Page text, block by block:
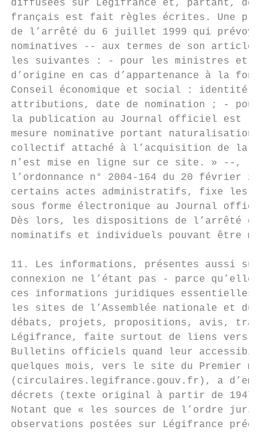
diffusées sur Légifrance et, partant, de
français est fait règles écrites. Une
de l’arrêté du 6 juillet 1999 qui
nominatives -- aux termes de son article
les suivantes : - pour les ministres et
d’origine en cas d’appartenance à la
Conseil économique et social :
attributions, date de nomination ; - pour
la publication au Journal officiel est
mesure nominative portant
collectif attaché à l’acquisition de la
n’est mise en ligne sur ce site. » --, le
l’ordonnance n° 2004-164 du 20 février
certains actes administratifs, fixe les
sous forme électronique au Journal
Dès lors, les dispositions de l’arrêté du
nominatifs et individuels pouvant être
11. Les informations, présentes aussi
connexion ne l’étant pas - parce
ces informations juridiques essentielles
les sites de l’Assemblée nationale et du
débats, projets, propositions, avis,
Légifrance, faite surtout de liens vers les
Bulletins officiels quand leur
quelques mois, vers le site du Premier
(circulaires.legifrance.gouv.fr), a
décrets (texte original à partir de 1947).
Notant que « les sources de l’ordre
observations postées sur Légifrance